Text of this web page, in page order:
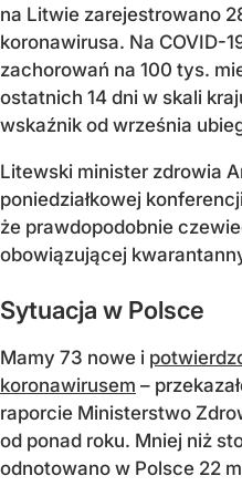
na Litwie zarejestrowano
koronawirusa. Na COVID-
zachorowań na 100 tys.
ostatnich 14 dni w skali
wskaźnik od września
Litewski minister zdrowia
poniedziałkowej
że prawdopodobnie
obowiązującej
Sytuacja w Polsce
Mamy 73 nowe i
koronawirusem –
raporcie Ministerstwo
od ponad roku. Mniej niż
odnotowano w Polsce 22